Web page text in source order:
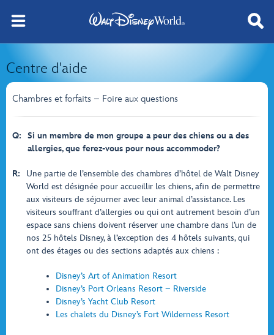
Centre d'aide
Chambres et forfaits – Foire aux questions
Q:
Si un membre de mon groupe a peur des chiens ou a des
allergies, que ferez-vous pour nous accommoder?
R:
Une partie de l’ensemble des chambres d’hôtel de Walt Disney
World est désignée pour accueillir les chiens, afin de permettre
aux visiteurs de séjourner avec leur animal d’assistance. Les
visiteurs souffrant d’allergies ou qui ont autrement besoin d’un
espace sans chiens doivent réserver une chambre dans l’un de
nos 25 hôtels Disney, à l’exception des 4 hôtels suivants, qui
ont des étages ou des sections adaptés aux chiens :
Disney’s Art of Animation Resort
Disney’s Port Orleans Resort – Riverside
Disney’s Yacht Club Resort
Les chalets du Disney’s Fort Wilderness Resort